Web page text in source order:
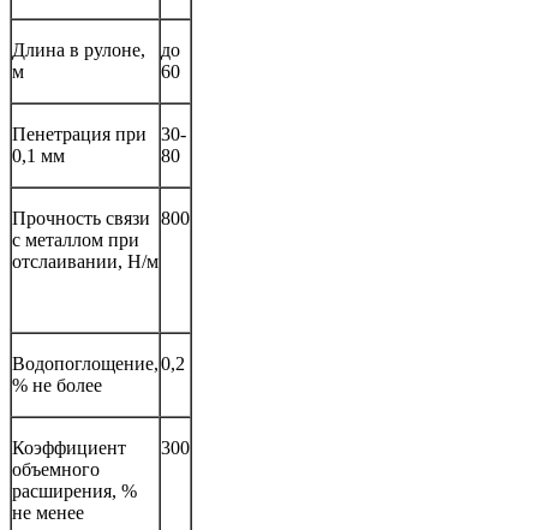
Длина в рулоне,
м
до
60
Пенетрация при
0,1 мм
30-
80
Прочность связи
с металлом при
отслаивании, Н/м
800
Водопоглощение,
% не более
0,2
Коэффициент
объемного
расширения, %
не менее
300